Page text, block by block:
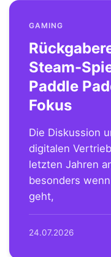
GAMING
Steam-
Paddle
Fokus
Die Diskussion
digitalen
letzten Jahren
besonders
geht,
24.07.2026